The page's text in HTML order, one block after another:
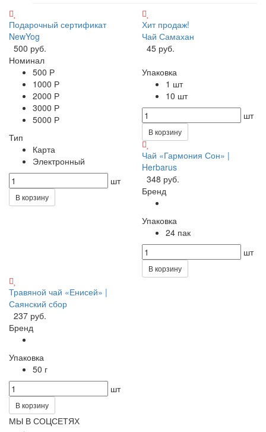
Подарочный сертификат
NewYog
500 руб.
Номинал
500 Р
1000 Р
2000 Р
3000 Р
5000 Р
Тип
Карта
Электронный
шт
В корзину
Хит продаж!
Чай Самахан
45 руб.
Упаковка
1 шт
10 шт
шт
В корзину
Чай «Гармония Сон» |
Herbarus
348 руб.
Бренд
Упаковка
24 пак
шт
В корзину
Травяной чай «Енисей» |
Саянский сбор
237 руб.
Бренд
Упаковка
50 г
шт
В корзину
МЫ В СОЦСЕТЯХ